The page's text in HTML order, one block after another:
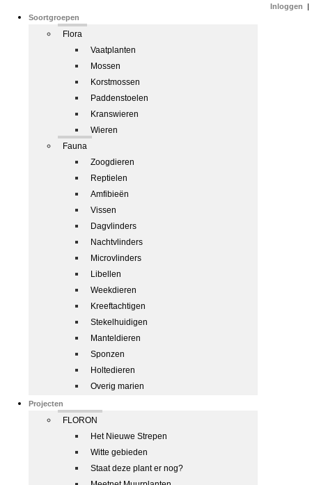
Soortgroepen
Flora
Vaatplanten
Mossen
Korstmossen
Paddenstoelen
Kranswieren
Wieren
Fauna
Zoogdieren
Reptielen
Amfibieën
Vissen
Dagvlinders
Nachtvlinders
Microvlinders
Libellen
Weekdieren
Kreeftachtigen
Stekelhuidigen
Manteldieren
Sponzen
Holtedieren
Overig marien
Projecten
FLORON
Het Nieuwe Strepen
Witte gebieden
Staat deze plant er nog?
Inloggen |